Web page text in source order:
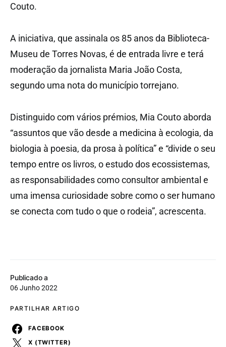
Publicado a
06 Junho 2022
PARTILHAR ARTIGO
FACEBOOK
X (TWITTER)
Couto.
A iniciativa, que assinala os 85 anos da Biblioteca-
Museu de Torres Novas, é de entrada livre e terá
moderação da jornalista Maria João Costa,
segundo uma nota do município torrejano.
Distinguido com vários prémios, Mia Couto aborda
“assuntos que vão desde a medicina à ecologia, da
biologia à poesia, da prosa à política” e “divide o seu
tempo entre os livros, o estudo dos ecossistemas,
as responsabilidades como consultor ambiental e
uma imensa curiosidade sobre como o ser humano
se conecta com tudo o que o rodeia”, acrescenta.